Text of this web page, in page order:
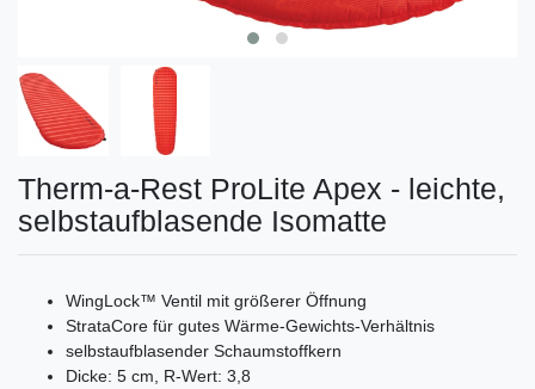
Therm-a-Rest ProLite Apex - leichte,
selbstaufblasende Isomatte
WingLock™ Ventil mit größerer Öffnung
StrataCore für gutes Wärme-Gewichts-Verhältnis
selbstaufblasender Schaumstoffkern
Dicke: 5 cm, R-Wert: 3,8